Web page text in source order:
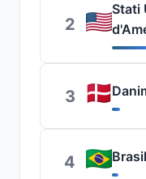
2
Stati
3
4